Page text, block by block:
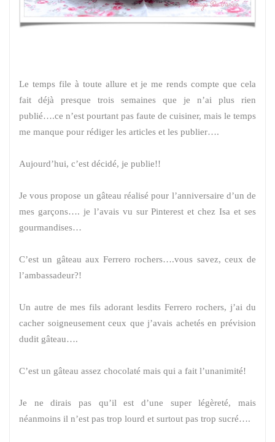
Le temps file à toute allure et je me rends compte que cela
fait déjà presque trois semaines que je n’ai plus rien
publié….ce n’est pourtant pas faute de cuisiner, mais le temps
me manque pour rédiger les articles et les publier….
Aujourd’hui, c’est décidé, je publie!!
Je vous propose un gâteau réalisé pour l’anniversaire d’un de
mes garçons…. je l’avais vu sur Pinterest et chez Isa et ses
gourmandises…
C’est un gâteau aux Ferrero rochers….vous savez, ceux de
l’ambassadeur?!
Un autre de mes fils adorant lesdits Ferrero rochers, j’ai du
cacher soigneusement ceux que j’avais achetés en prévision
dudit gâteau….
C’est un gâteau assez chocolaté mais qui a fait l’unanimité!
Je ne dirais pas qu’il est d’une super légèreté, mais
néanmoins il n’est pas trop lourd et surtout pas trop sucré….